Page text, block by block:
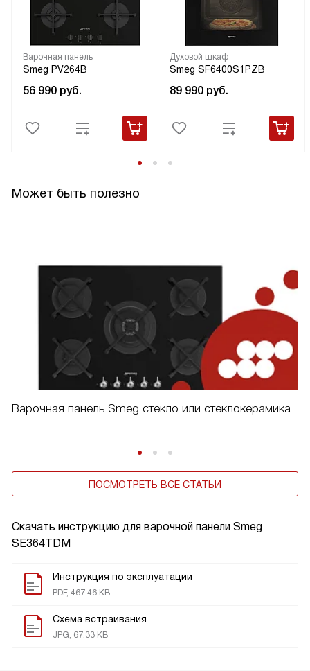
Скачать инструкцию для варочной панели Smeg
SE364TDM
Инструкция по эксплуатации
PDF, 467.46 KB
Схема встраивания
JPG, 67.33 KB
Варочная панель
Smeg PV264B
56 990 руб.
Духовой шкаф
Smeg SF6400S1PZB
89 990 руб.
Может быть полезно
Варочная панель Smeg стекло или стеклокерамика
ПОСМОТРЕТЬ ВСЕ СТАТЬИ